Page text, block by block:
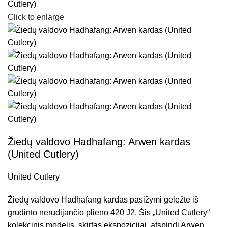
Click to enlarge
Žiedų valdovo Hadhafang: Arwen kardas
(United Cutlery)
United Cutlery
Žiedų valdovo Hadhafang kardas pasižymi geležte iš
grūdinto nerūdijančio plieno 420 J2. Šis „United Cutlery“